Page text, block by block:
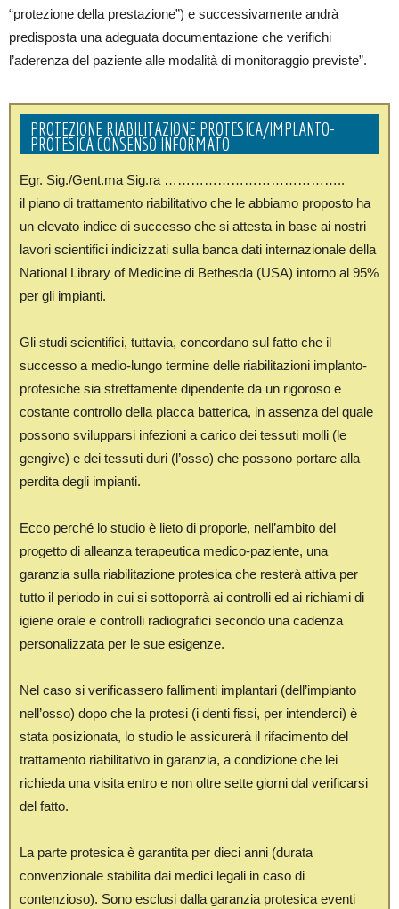
“protezione della prestazione”) e successivamente andrà
predisposta una adeguata documentazione che verifichi
l’aderenza del paziente alle modalità di monitoraggio previste”.
PROTEZIONE RIABILITAZIONE PROTESICA/IMPLANTO-
PROTESICA CONSENSO INFORMATO
Egr. Sig./Gent.ma Sig.ra …………………………………..
il piano di trattamento riabilitativo che le abbiamo proposto ha
un elevato indice di successo che si attesta in base ai nostri
lavori scientifici indicizzati sulla banca dati internazionale della
National Library of Medicine di Bethesda (USA) intorno al 95%
per gli impianti.
Gli studi scientifici, tuttavia, concordano sul fatto che il
successo a medio-lungo termine delle riabilitazioni implanto-
protesiche sia strettamente dipendente da un rigoroso e
costante controllo della placca batterica, in assenza del quale
possono svilupparsi infezioni a carico dei tessuti molli (le
gengive) e dei tessuti duri (l’osso) che possono portare alla
perdita degli impianti.
Ecco perché lo studio è lieto di proporle, nell’ambito del
progetto di alleanza terapeutica medico-paziente, una
garanzia sulla riabilitazione protesica che resterà attiva per
tutto il periodo in cui si sottoporrà ai controlli ed ai richiami di
igiene orale e controlli radiografici secondo una cadenza
personalizzata per le sue esigenze.
Nel caso si verificassero fallimenti implantari (dell’impianto
nell’osso) dopo che la protesi (i denti fissi, per intenderci) è
stata posizionata, lo studio le assicurerà il rifacimento del
trattamento riabilitativo in garanzia, a condizione che lei
richieda una visita entro e non oltre sette giorni dal verificarsi
del fatto.
La parte protesica è garantita per dieci anni (durata
convenzionale stabilita dai medici legali in caso di
contenzioso). Sono esclusi dalla garanzia protesica eventi